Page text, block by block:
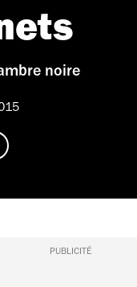
noire
PUBLICITÉ